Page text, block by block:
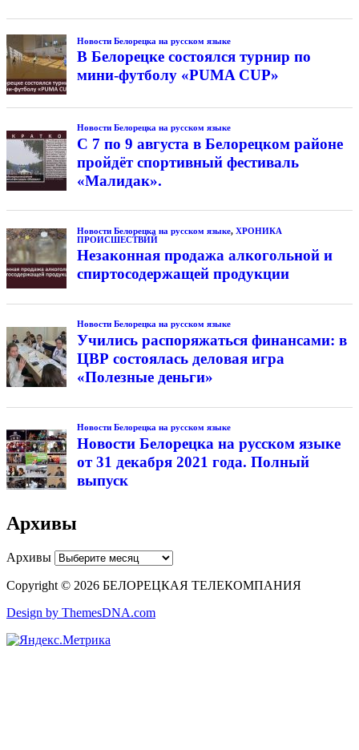
Новости Белорецка на русском языке
В Белорецке состоялся турнир по
мини-футболу «PUMA CUP»
Новости Белорецка на русском языке
С 7 по 9 августа в Белорецком районе
пройдёт спортивный фестиваль
«Малидак».
Новости Белорецка на русском языке, ХРОНИКА
ПРОИСШЕСТВИЙ
Незаконная продажа алкогольной и
спиртосодержащей продукции
Новости Белорецка на русском языке
Учились распоряжаться финансами: в
ЦВР состоялась деловая игра
«Полезные деньги»
Новости Белорецка на русском языке
Новости Белорецка на русском языке
от 31 декабря 2021 года. Полный
выпуск
Архивы
Архивы
Copyright © 2026 БЕЛОРЕЦКАЯ ТЕЛЕКОМПАНИЯ
Design by ThemesDNA.com